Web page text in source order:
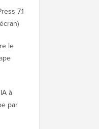
7.1
le
à
par